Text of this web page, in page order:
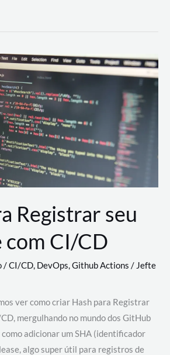
Registrar seu
CI/CD
/CI/CD, DevOps,Github Actions /Jefte
ver como criar Hash para Registrar
mergulhando no mundo dos GitHub
adicionar um SHA (identificador
algo super útil para registros de